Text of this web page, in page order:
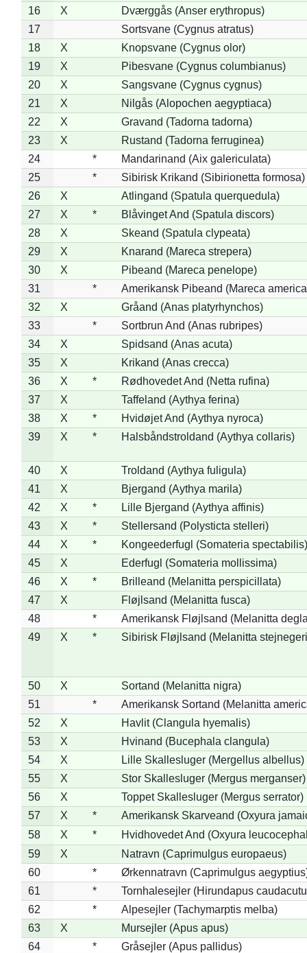
16
X
Dværggås (Anser erythropus)
17
Sortsvane (Cygnus atratus)
18
X
Knopsvane (Cygnus olor)
19
X
Pibesvane (Cygnus columbianus)
20
X
Sangsvane (Cygnus cygnus)
21
X
Nilgås (Alopochen aegyptiaca)
22
X
Gravand (Tadorna tadorna)
23
X
Rustand (Tadorna ferruginea)
24
*
Mandarinand (Aix galericulata)
25
*
Sibirisk Krikand (Sibirionetta formosa)
26
X
Atlingand (Spatula querquedula)
27
X *
Blåvinget And (Spatula discors)
28
X
Skeand (Spatula clypeata)
29
X
Knarand (Mareca strepera)
30
X
Pibeand (Mareca penelope)
31
*
Amerikansk Pibeand (Mareca
32
X
Gråand (Anas platyrhynchos)
33
*
Sortbrun And (Anas rubripes)
34
X
Spidsand (Anas acuta)
35
X
Krikand (Anas crecca)
36
X *
Rødhovedet And (Netta rufina)
37
X
Taffeland (Aythya ferina)
38
X *
Hvidøjet And (Aythya nyroca)
39
X * Halsbåndstroldand (Aythya collaris)
40 X
Troldand (Aythya fuligula)
41
X
Bjergand (Aythya marila)
42
X *
Lille Bjergand (Aythya affinis)
43
X *
Stellersand (Polysticta stelleri)
44
X *
Kongeederfugl (Somateria spectabilis)
45
X
Ederfugl (Somateria mollissima)
46
X *
Brilleand (Melanitta perspicillata)
47
X
Fløjlsand (Melanitta fusca)
48
*
Amerikansk Fløjlsand (Melanitta
49
X * Sibirisk Fløjlsand (Melanitta
50 X
Sortand (Melanitta nigra)
51
*
Amerikansk Sortand (Melanitta
52
X
Havlit (Clangula hyemalis)
53
X
Hvinand (Bucephala clangula)
54
X
Lille Skallesluger (Mergellus albellus)
55
X
Stor Skallesluger (Mergus merganser)
56
X
Toppet Skallesluger (Mergus serrator)
57
X *
Amerikansk Skarveand (Oxyura
58
X *
Hvidhovedet And (Oxyura
59
X
Natravn (Caprimulgus europaeus)
60
*
Ørkennatravn (Caprimulgus
61
*
Tornhalesejler (Hirundapus
62
*
Alpesejler (Tachymarptis melba)
63
X
Mursejler (Apus apus)
64
*
Gråsejler (Apus pallidus)